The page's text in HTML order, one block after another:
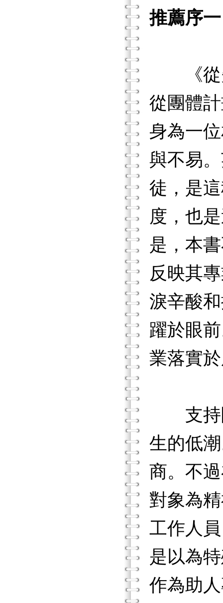
推薦序一
《從失
從團體
身為一
與不易
徒，是
度，也
是，本
反映其
淚辛酸
躍於眼
業落實
支持團
生的低
商。不
對象為
工作人
是以為
作為助